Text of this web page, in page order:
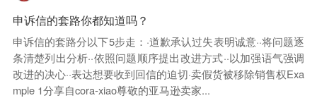
申诉信的套路你都知道吗？
申诉信的套路分以下5步走：·道歉承认过失表明诚意··将问题逐
条清楚列出分析··依照问题顺序提出改进方式··以加强语气强调
改进的决心··表达想要收到回信的迫切·卖假货被移除销售权Exa
mple 1分享自cora-xiao尊敬的亚马逊卖家...